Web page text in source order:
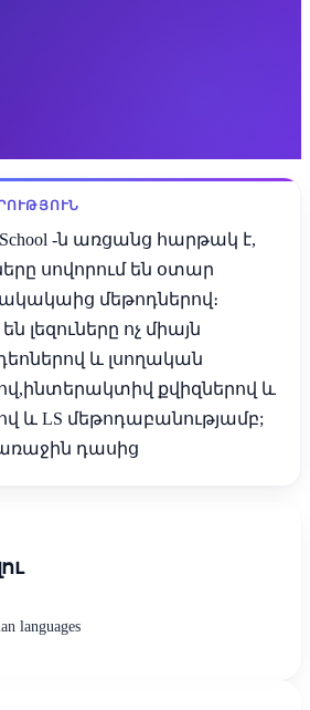
School -ն առցանց հարթակ է,
սովորում են օտար
մեթոդներով։
լեզուները ոչ միայն
և լսողական
քվիզներով և
և LS մեթոդաբանությամբ;
դասից
languages